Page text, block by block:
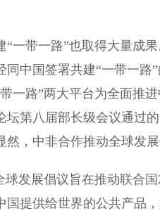
带一路”也取得大量成果
中国签署共建“一带一路
一路”两大平台为全面推
坛第八届部长级会议通过
，中非合作推动全球发
展倡议旨在推动联合国
提供给世界的公共产品